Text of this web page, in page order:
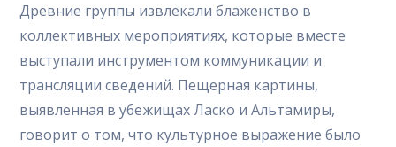
Древние группы извлекали блаженство в
коллективных мероприятиях, которые вместе
выступали инструментом коммуникации и
трансляции сведений. Пещерная картины,
выявленная в убежищах Ласко и Альтамиры,
говорит о том, что культурное выражение было